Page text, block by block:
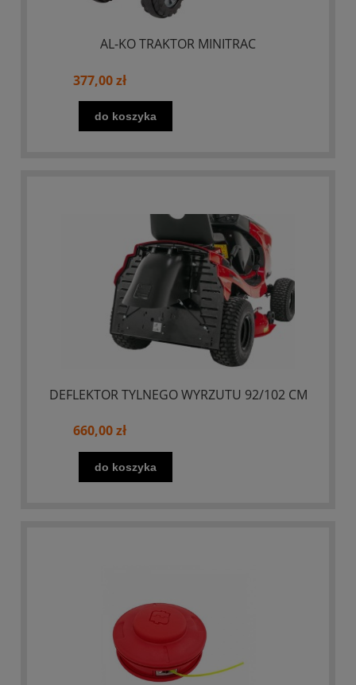
AL-KO TRAKTOR MINITRAC
377,00 zł
do koszyka
DEFLEKTOR TYLNEGO WYRZUTU 92/102 CM
660,00 zł
do koszyka